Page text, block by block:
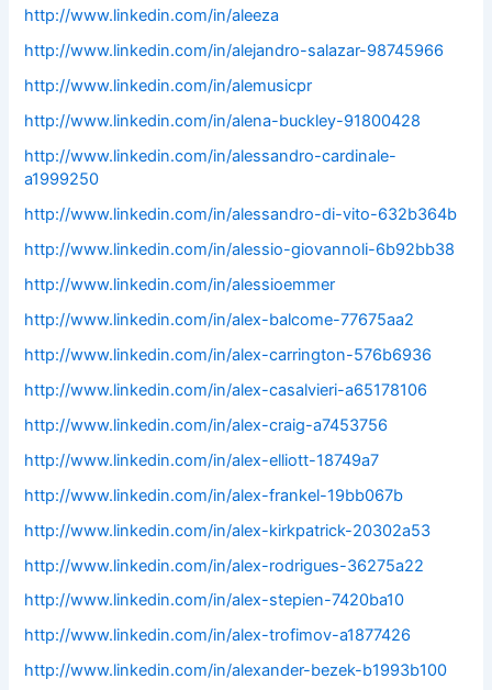
http://www.linkedin.com/in/aleeza
http://www.linkedin.com/in/alejandro-salazar-98745966
http://www.linkedin.com/in/alemusicpr
http://www.linkedin.com/in/alena-buckley-91800428
http://www.linkedin.com/in/alessandro-cardinale-
a1999250
http://www.linkedin.com/in/alessandro-di-vito-632b364b
http://www.linkedin.com/in/alessio-giovannoli-6b92bb38
http://www.linkedin.com/in/alessioemmer
http://www.linkedin.com/in/alex-balcome-77675aa2
http://www.linkedin.com/in/alex-carrington-576b6936
http://www.linkedin.com/in/alex-casalvieri-a65178106
http://www.linkedin.com/in/alex-craig-a7453756
http://www.linkedin.com/in/alex-elliott-18749a7
http://www.linkedin.com/in/alex-frankel-19bb067b
http://www.linkedin.com/in/alex-kirkpatrick-20302a53
http://www.linkedin.com/in/alex-rodrigues-36275a22
http://www.linkedin.com/in/alex-stepien-7420ba10
http://www.linkedin.com/in/alex-trofimov-a1877426
http://www.linkedin.com/in/alexander-bezek-b1993b100